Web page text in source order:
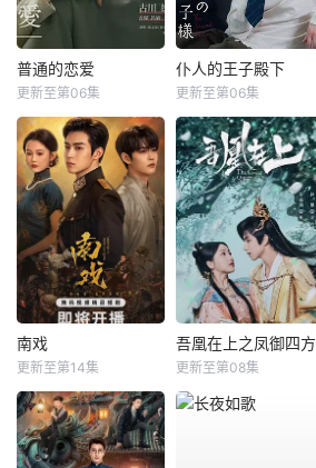
普通的恋爱
更新至第06集
仆人的王子殿下
更新至第06集
南戏
更新至第14集
吾凰在上之凤御四方
更新至第08集